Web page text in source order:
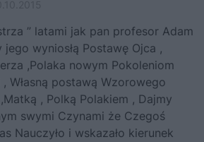
” latami jak pan profesor Adam
wyniosłą Postawę Ojca ,
,Polaka nowym Pokoleniom
, Własną postawą Wzorowego
, Polką Polakiem , Dajmy
swymi Czynami że Czegoś
Nauczyło i wskazało kierunek